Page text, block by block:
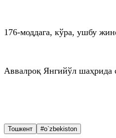
176-моддага, кўра, ушбу
Аввалроқ Янгийўл шаҳрида
Тошкент #o`zbekiston